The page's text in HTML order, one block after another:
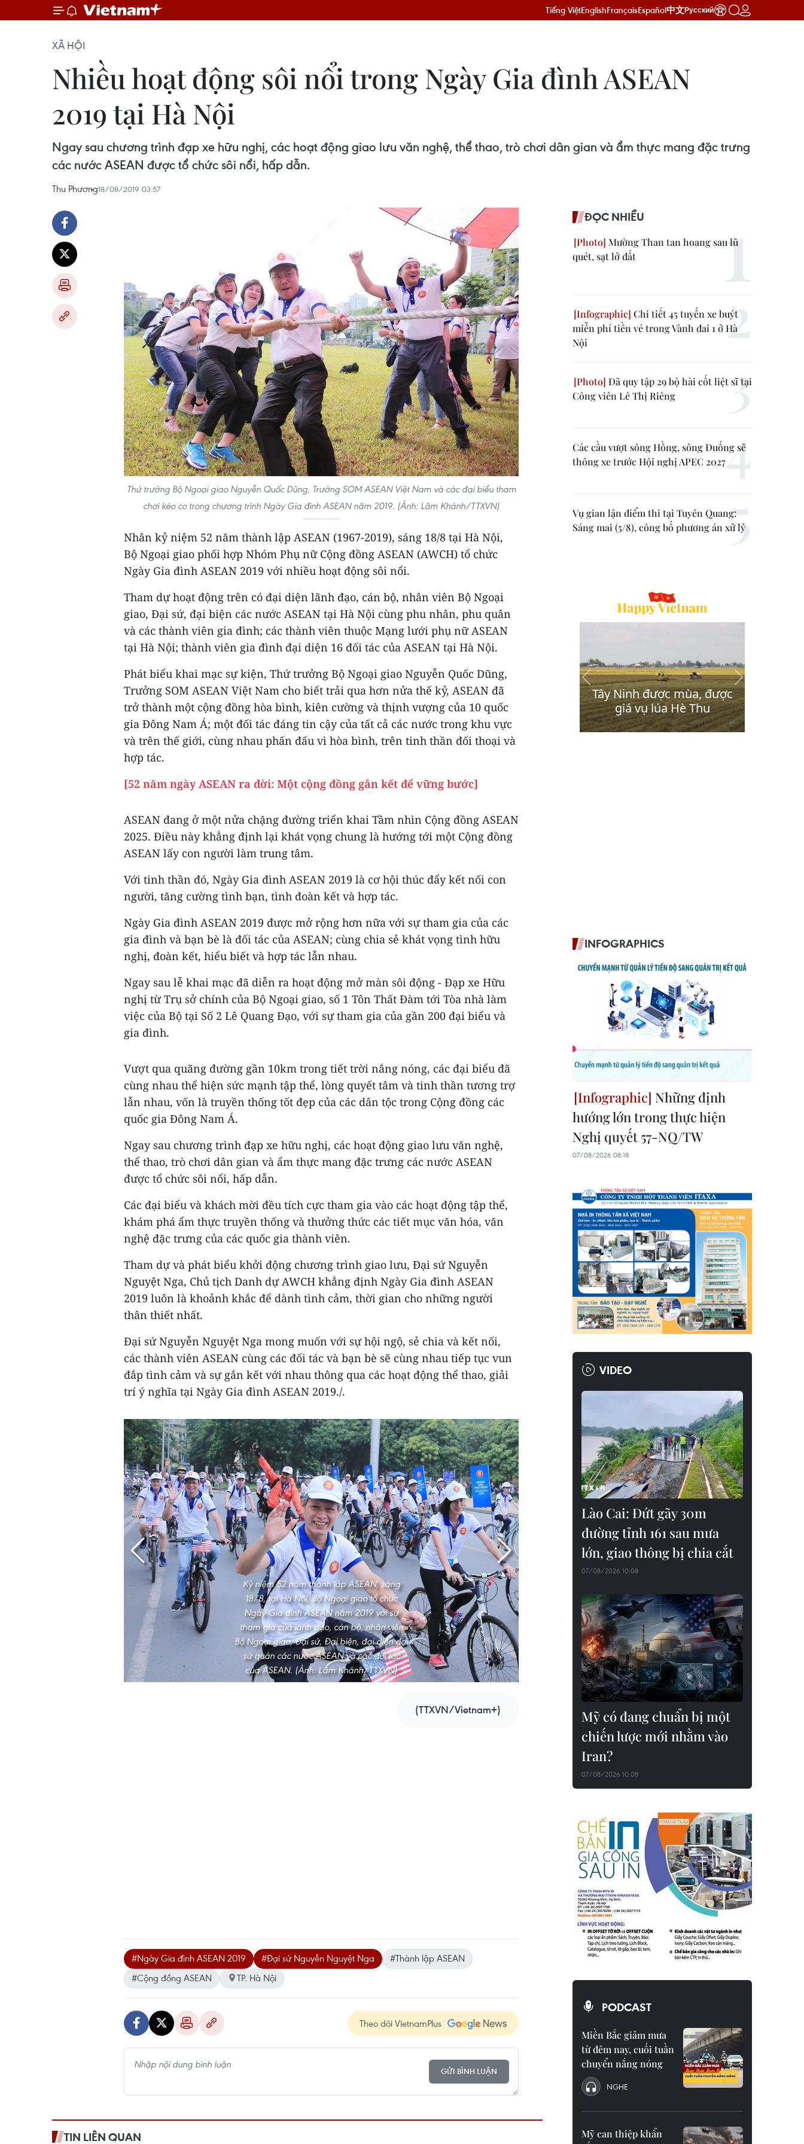
Tiếng ViệtEnglishFrançaisEspañol中文Русский
XÃ HỘI
Nhiều hoạt động sôi nổi trong Ngày Gia đình ASEAN
2019 tại Hà Nội
Ngay sau chương trình đạp xe hữu nghị, các hoạt động giao lưu văn nghệ, thể thao, trò chơi dân gian và ẩm thực mang đặc trưng
các nước ASEAN được tổ chức sôi nổi, hấp dẫn.
Thu Phương18/08/2019 03:57
Thứ trưởng Bộ Ngoại giao Nguyễn Quốc Dũng, Trưởng SOM ASEAN Việt Nam và các đại biểu tham
chơi kéo co trong chương trình Ngày Gia đình ASEAN năm 2019. (Ảnh: Lâm Khánh/TTXVN)
Nhân kỷ niệm 52 năm thành lập ASEAN (1967-2019), sáng 18/8 tại Hà Nội,
Bộ Ngoại giao phối hợp Nhóm Phụ nữ Cộng đồng ASEAN (AWCH) tổ chức
Ngày Gia đình ASEAN 2019 với nhiều hoạt động sôi nổi.
Tham dự hoạt động trên có đại diện lãnh đạo, cán bộ, nhân viên Bộ Ngoại
giao, Đại sứ, đại biện các nước ASEAN tại Hà Nội cùng phu nhân, phu quân
và các thành viên gia đình; các thành viên thuộc Mạng lưới phụ nữ ASEAN
tại Hà Nội; thành viên gia đình đại diện 16 đối tác của ASEAN tại Hà Nội.
Phát biểu khai mạc sự kiện, Thứ trưởng Bộ Ngoại giao Nguyễn Quốc Dũng,
Trưởng SOM ASEAN Việt Nam cho biết trải qua hơn nửa thế kỷ, ASEAN đã
trở thành một cộng đồng hòa bình, kiên cường và thịnh vượng của 10 quốc
gia Đông Nam Á; một đối tác đáng tin cậy của tất cả các nước trong khu vực
và trên thế giới, cùng nhau phấn đấu vì hòa bình, trên tinh thần đối thoại và
hợp tác.
[52 năm ngày ASEAN ra đời: Một cộng đồng gắn kết để vững bước]
ASEAN đang ở một nửa chặng đường triển khai Tầm nhìn Cộng đồng ASEAN
2025. Điều này khẳng định lại khát vọng chung là hướng tới một Cộng đồng
ASEAN lấy con người làm trung tâm.
Với tinh thần đó, Ngày Gia đình ASEAN 2019 là cơ hội thúc đẩy kết nối con
người, tăng cường tình bạn, tình đoàn kết và hợp tác.
Ngày Gia đình ASEAN 2019 được mở rộng hơn nữa với sự tham gia của các
gia đình và bạn bè là đối tác của ASEAN; cùng chia sẻ khát vọng tình hữu
nghị, đoàn kết, hiểu biết và hợp tác lẫn nhau.
Ngay sau lễ khai mạc đã diễn ra hoạt động mở màn sôi động - Đạp xe Hữu
nghị từ Trụ sở chính của Bộ Ngoại giao, số 1 Tôn Thất Đàm tới Tòa nhà làm
việc của Bộ tại Số 2 Lê Quang Đạo, với sự tham gia của gần 200 đại biểu và
gia đình.
Vượt qua quãng đường gần 10km trong tiết trời nắng nóng, các đại biểu đã
cùng nhau thể hiện sức mạnh tập thể, lòng quyết tâm và tinh thần tương trợ
lẫn nhau, vốn là truyền thống tốt đẹp của các dân tộc trong Cộng đồng các
quốc gia Đông Nam Á.
Ngay sau chương trình đạp xe hữu nghị, các hoạt động giao lưu văn nghệ,
thể thao, trò chơi dân gian và ẩm thực mang đặc trưng các nước ASEAN
được tổ chức sôi nổi, hấp dẫn.
Các đại biểu và khách mời đều tích cực tham gia vào các hoạt động tập thể,
khám phá ẩm thực truyền thống và thưởng thức các tiết mục văn hóa, văn
nghệ đặc trưng của các quốc gia thành viên.
Tham dự và phát biểu khởi động chương trình giao lưu, Đại sứ Nguyễn
Nguyệt Nga, Chủ tịch Danh dự AWCH khẳng định Ngày Gia đình ASEAN
2019 luôn là khoảnh khắc để dành tình cảm, thời gian cho những người
thân thiết nhất.
Đại sứ Nguyễn Nguyệt Nga mong muốn với sự hội ngộ, sẻ chia và kết nối,
các thành viên ASEAN cùng các đối tác và bạn bè sẽ cùng nhau tiếp tục vun
đắp tình cảm và sự gắn kết với nhau thông qua các hoạt động thể thao, giải
trí ý nghĩa tại Ngày Gia đình ASEAN 2019./.
Kỷ niệm 52 năm thành lập ASEAN, sáng
18/8, tại Hà Nội, Bộ Ngoại giao tổ chức
Ngày Gia đình ASEAN năm 2019 với sự
tham gia của lãnh đạo, cán bộ, nhân viên
Bộ Ngoại giao, Đại sứ, Đại biện, đại diện đại
sứ quán các nước ASEAN và các đối tác
của ASEAN. (Ảnh: Lâm Khánh/TTXVN)
Thứ trưởng Bộ Ngoại giao Nguyễn
Dũng phát biểu khai mạc Ngày Gia
ASEAN 2019. (Ảnh: Lâm Khánh/
(TTXVN/Vietnam+)
#Ngày Gia đình ASEAN 2019 #Đại sứ Nguyễn Nguyệt Nga
#Thành lập ASEAN
#Cộng đồng ASEAN
TP. Hà Nội
Theo dõi VietnamPlus
GỬI BÌNH LUẬN
TIN LIÊN QUAN
ĐỌC NHIỀU
Mường Than tan hoang sau lũ
quét, sạt lở đất
Chi tiết 45 tuyến xe buýt
miễn phí tiền vé trong Vành đai 1 ở Hà
Nội
Đã quy tập 29 bộ hài cốt liệt sĩ tại
Công viên Lê Thị Riêng
Các cầu vượt sông Hồng, sông Đuống sẽ
thông xe trước Hội nghị APEC 2027
Vụ gian lận điểm thi tại Tuyên Quang:
Sáng mai (5/8), công bố phương án xử lý
INFOGRAPHICS
Những định
hướng lớn trong thực hiện
Nghị quyết 57-NQ/TW
07/08/2026 08:18
VIDEO
Lào Cai: Đứt gãy 30m
đường tỉnh 161 sau mưa
lớn, giao thông bị chia cắt
07/08/2026 10:08
Mỹ có đang chuẩn bị một
chiến lược mới nhằm vào
Iran?
07/08/2026 10:08
PODCAST
Miền Bắc giảm mưa
từ đêm nay, cuối tuần
chuyển nắng nóng
NGHE
Mỹ can thiệp khẩn